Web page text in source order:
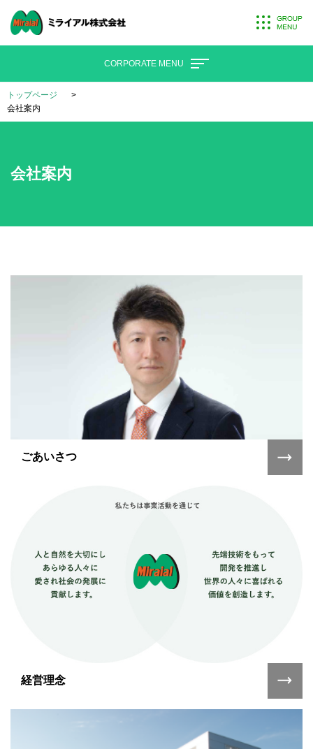
CORPORATE MENU
トップページ
会社案内
会社案内
ごあいさつ
経営理念